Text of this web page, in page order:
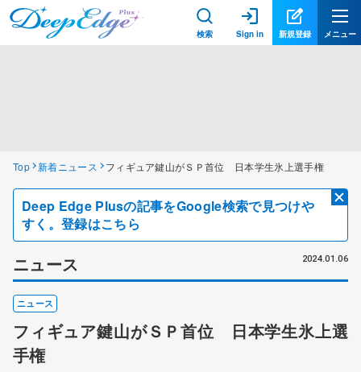
検索 Sign in 新規登録 メニュー
Top 新着ニュース フィギュア鍵山がＳＰ首位 日本学生氷上選手権
Deep Edge Plusの記事をGoogle検索で見つけや
すく。登録はこちら
ニュース 2024.01.06
ニュース
フィギュア鍵山がＳＰ首位 日本学生氷上選
手権